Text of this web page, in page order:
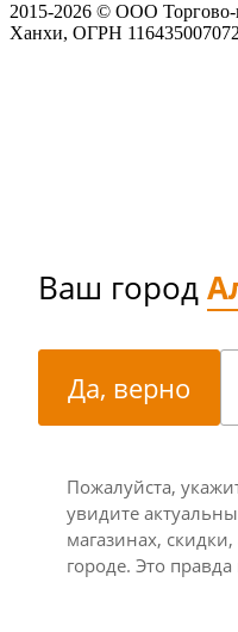
2015-2026 © ООО Торгово-
Ханхи, ОГРН
Ваш город
Да, верно
Пожалуйста,
увидите
магазинах,
городе. Это